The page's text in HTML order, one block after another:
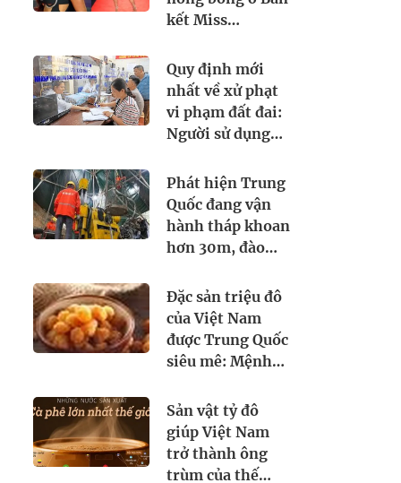
trộn công
kết Miss
2026, ban tổ
chức bị chê thiếu
chỉn chu
Quy định mới
nhất về xử phạt
vi phạm đất đai:
Người sử dụng
thủ tục này có
thể bị xử phạt
mức cao nhất
đến 3 triệu đồng
Phát hiện Trung
Quốc đang vận
hành tháp khoan
hơn 30m, đào
thứ cả thế giới
khao khát
Đặc sản triệu đô
của Việt Nam
được Trung Quốc
siêu mê: Mệnh
giả chi quả', lên
cả máy bay đi
quốc tế
Sản vật tỷ đô
giúp Việt Nam
trở thành ông
trùm của thế